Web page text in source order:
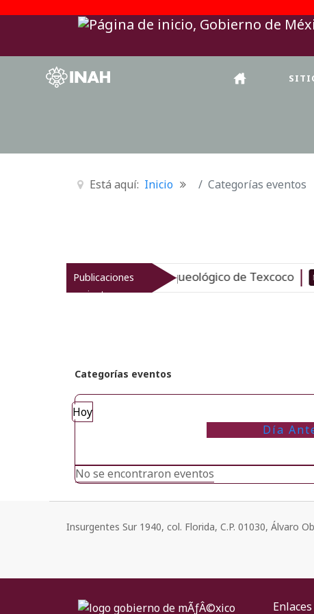
Está aquí: Inicio Categorías eventos
Publicaciones
recientes
revitaliza el patrimonio arqueológico de Texcoco
Categorías eventos
Hoy
Día
No se encontraron eventos
Insurgentes Sur 1940, col. Florida, C.P. 01030, Álvaro
Enlaces